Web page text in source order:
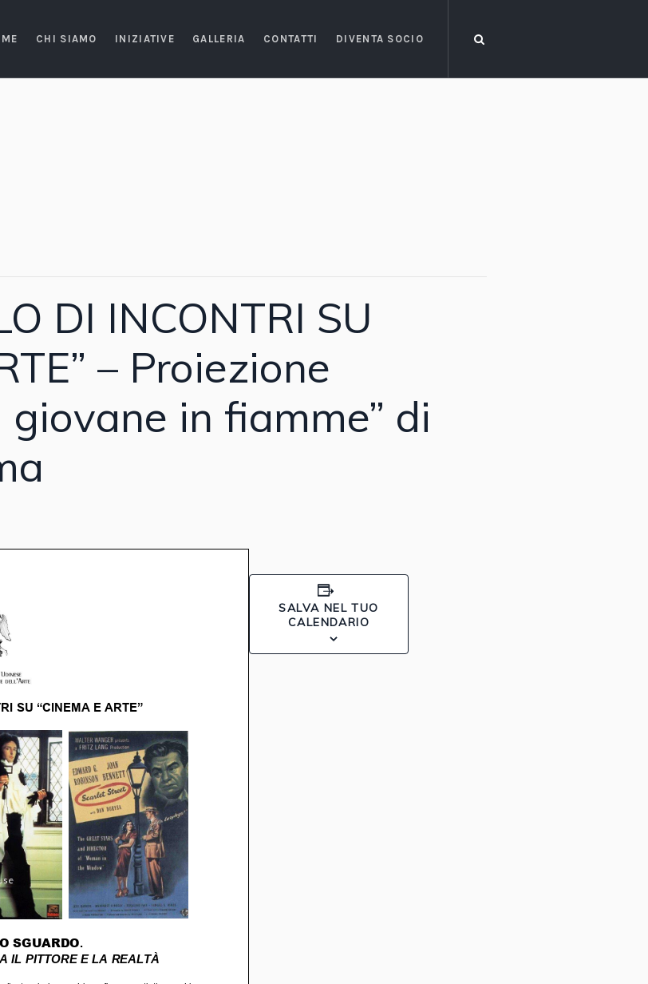
CHI SIAMO INIZIATIVE GALLERIA CONTATTI DIVENTA SOCIO
DI INCONTRI SU
– Proiezione
in fiamme” di
SALVA NEL TUO
CALENDARIO